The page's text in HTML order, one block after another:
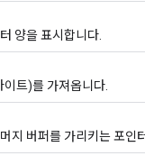
양을 표시합니다.
트)를 가져옵니다.
지 버퍼를 가리키는 포인